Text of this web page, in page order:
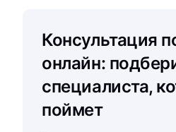
Консультация
онлайн:
специалиста,
поймет